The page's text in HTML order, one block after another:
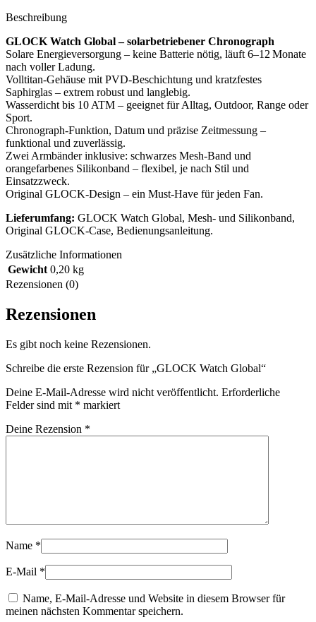
Beschreibung
GLOCK Watch Global – solarbetriebener Chronograph
Solare Energieversorgung – keine Batterie nötig, läuft 6–12 Monate
nach voller Ladung.
Volltitan‑Gehäuse mit PVD‑Beschichtung und kratzfestes
Saphirglas – extrem robust und langlebig.
Wasserdicht bis 10 ATM – geeignet für Alltag, Outdoor, Range oder
Sport.
Chronograph‑Funktion, Datum und präzise Zeitmessung –
funktional und zuverlässig.
Zwei Armbänder inklusive: schwarzes Mesh‑Band und
orangefarbenes Silikonband – flexibel, je nach Stil und
Einsatzzweck.
Original GLOCK‑Design – ein Must‑Have für jeden Fan.
Lieferumfang: GLOCK Watch Global, Mesh- und Silikonband,
Original GLOCK‑Case, Bedienungsanleitung.
Zusätzliche Informationen
Gewicht 0,20 kg
Rezensionen (0)
Rezensionen
Es gibt noch keine Rezensionen.
Schreibe die erste Rezension für „GLOCK Watch Global“
Deine E-Mail-Adresse wird nicht veröffentlicht. Erforderliche
Felder sind mit * markiert
Deine Rezension *
Name *
E-Mail *
Name, E-Mail-Adresse und Website in diesem Browser für
meinen nächsten Kommentar speichern.